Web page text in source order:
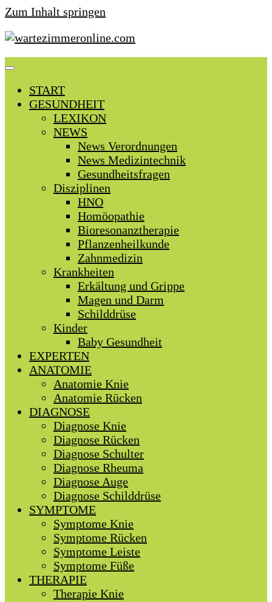
Zum Inhalt springen
START
GESUNDHEIT
LEXIKON
NEWS
News Verordnungen
News Medizintechnik
Gesundheitsfragen
Disziplinen
HNO
Homöopathie
Bioresonanztherapie
Pflanzenheilkunde
Zahnmedizin
Krankheiten
Erkältung und Grippe
Magen und Darm
Schilddrüse
Kinder
Baby Gesundheit
EXPERTEN
ANATOMIE
Anatomie Knie
Anatomie Rücken
DIAGNOSE
Diagnose Knie
Diagnose Rücken
Diagnose Schulter
Diagnose Rheuma
Diagnose Auge
Diagnose Schilddrüse
SYMPTOME
Symptome Knie
Symptome Rücken
Symptome Leiste
Symptome Füße
THERAPIE
Therapie Knie